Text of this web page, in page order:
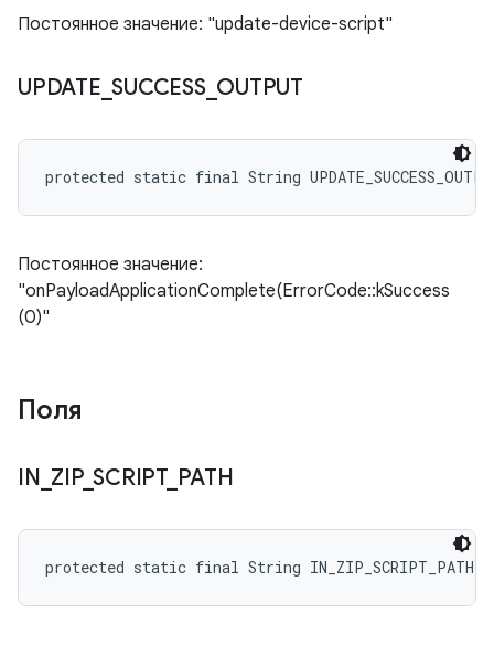
Постоянное значение: "update-device-script"
UPDATE _SUCCESS_ OUTPUT
protected static final String
Постоянное значение:
"onPayloadApplicationComplete(ErrorCode::kSuccess
(0)"
Поля
IN ZIP_SCRIPT_ PATH
protected static final String IN_ZIP_SCRIPT_PATH